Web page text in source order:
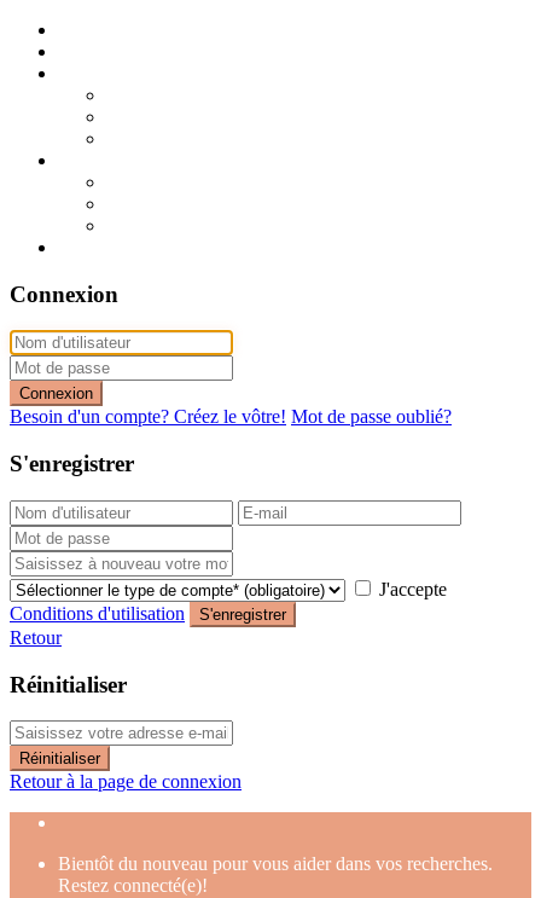
Connexion
Connexion
Besoin d'un compte? Créez le vôtre! Mot de passe oublié?
S'enregistrer
J'accepte
Conditions d'utilisation
S'enregistrer
Retour
Réinitialiser
Réinitialiser
Retour à la page de connexion
Bientôt du nouveau pour vous aider dans vos recherches.
Restez connecté(e)!